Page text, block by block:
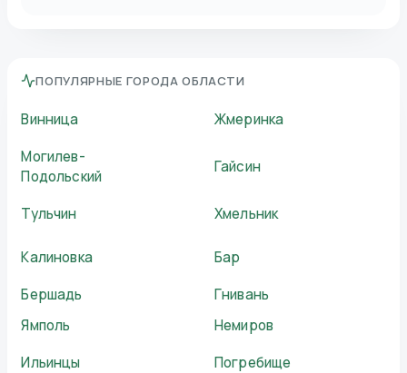
ПОПУЛЯРНЫЕ ГОРОДА ОБЛАСТИ
Винница
Жмеринка
Могилев-
Подольский
Гайсин
Тульчин Хмельник
Калиновка
Бар
Бершадь
Гнивань
Ямполь
Немиров
Ильинцы
Погребище